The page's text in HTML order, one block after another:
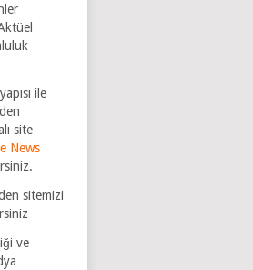
ile
site
News
sitemizi
ve